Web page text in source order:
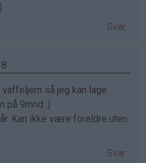
Svar
så jeg kan lage
på 9mnd :)
Kan ikke være foreldre uten
Svar